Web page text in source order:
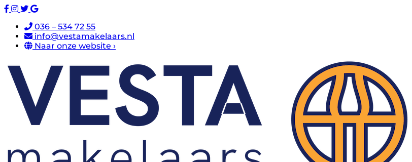
036 – 534 72 55
info@vestamakelaars.nl
Naar onze website ›